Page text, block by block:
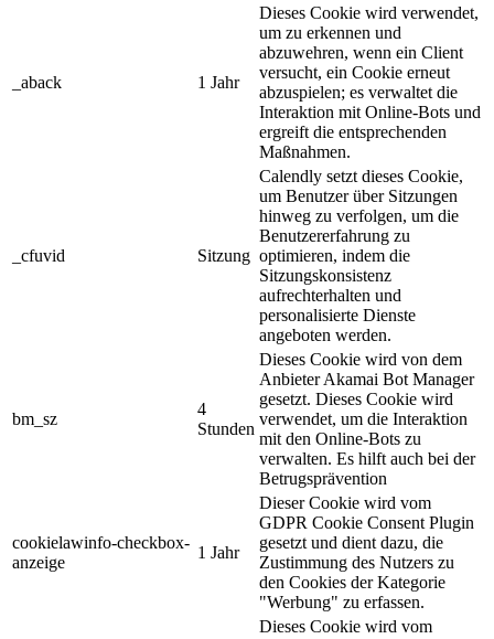
_aback 1 Jahr
Dieses Cookie wird verwendet,
um zu erkennen und
abzuwehren, wenn ein Client
versucht, ein Cookie erneut
abzuspielen; es verwaltet die
Interaktion mit Online-Bots und
ergreift die entsprechenden
Maßnahmen.
_cfuvid Sitzung
Calendly setzt dieses Cookie,
um Benutzer über Sitzungen
hinweg zu verfolgen, um die
Benutzererfahrung zu
optimieren, indem die
Sitzungskonsistenz
aufrechterhalten und
personalisierte Dienste
angeboten werden.
bm_sz
4
Stunden
Dieses Cookie wird von dem
Anbieter Akamai Bot Manager
gesetzt. Dieses Cookie wird
verwendet, um die Interaktion
mit den Online-Bots zu
verwalten. Es hilft auch bei der
Betrugsprävention
cookielawinfo-checkbox-
anzeige
1 Jahr
Dieser Cookie wird vom
GDPR Cookie Consent Plugin
gesetzt und dient dazu, die
Zustimmung des Nutzers zu
den Cookies der Kategorie
"Werbung" zu erfassen.
Dieses Cookie wird vom